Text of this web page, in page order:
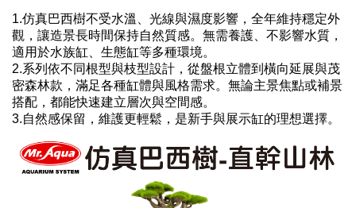
1.仿真巴西樹不受水溫、光線與濕度影響，全年維持穩定外
觀，讓造景長時間保持自然質感。無需養護、不影響水質，
適用於水族缸、生態缸等多種環境。
2.系列依不同根型與枝型設計，從盤根立體到橫向延展與茂
密森林款，滿足各種缸體與風格需求。無論主景焦點或補景
搭配，都能快速建立層次與空間感。
3.自然感保留，維護更輕鬆，是新手與展示缸的理想選擇。